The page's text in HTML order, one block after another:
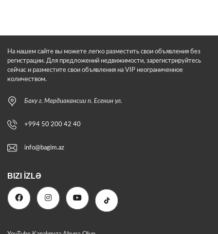
На нашем сайте вы можете легко разместить свои объявления без
регистрации. Для предложений недвижимости, зарегистрируйтесь
сейчас и разместите свои объявления на VIP неограниченное
количеством.
Баку г. Мардиакансии п. Есенин ул.
+994 50 200 42 40
info@bagim.az
BIZI İZLƏ